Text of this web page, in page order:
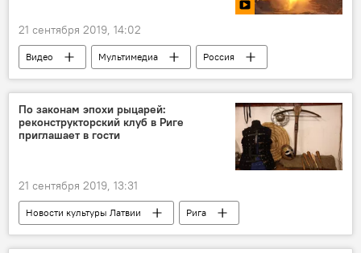
21 сентября 2019, 14:02
Видео Мультимедиа
Россия
учения
испытание стрельба
По законам эпохи рыцарей:
реконструкторский клуб в Риге
приглашает в гости
21 сентября 2019, 13:31
Новости культуры Латвии
Рига
Латвия
реконструкторы